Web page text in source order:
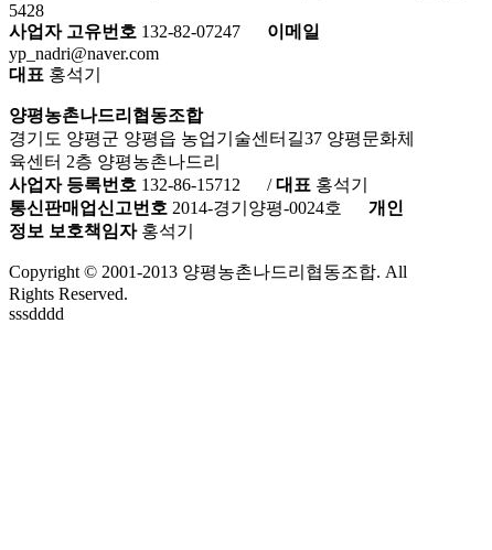
5428
사업자 고유번호 132-82-07247
이메일
yp_nadri@naver.com
대표 홍석기
양평농촌나드리협동조합
경기도 양평군 양평읍 농업기술센터길37 양평문화체
육센터 2층 양평농촌나드리
사업자 등록번호 132-86-15712 /대표 홍석기
통신판매업신고번호 2014-경기양평-0024호
개인
정보 보호책임자홍석기
Copyright © 2001-2013 양평농촌나드리협동조합. All
Rights Reserved.
sssdddd